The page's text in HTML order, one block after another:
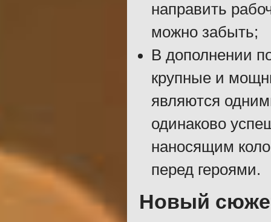
направить
можно забыть;
В дополнении
крупные и
являются
одинаково
наносящим
перед героями.
Новый